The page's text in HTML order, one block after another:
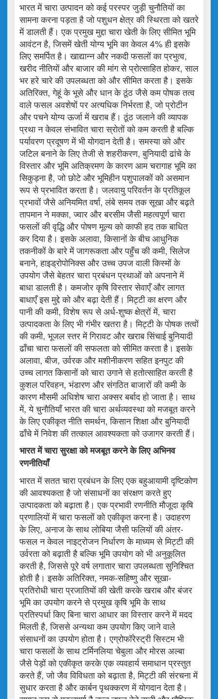
भारत में चारा उत्पादन को कई परस्पर जुड़ी चुनौतियों का
सामना करना पड़ता है जो पशुधन क्षेत्र की स्थिरता को खतरे
में डालती हैं। एक प्रमुख मुद्दा चारा खेती के लिए सीमित भूमि
आवंटन है, जिसमें खेती योग्य भूमि का केवल 4% ही इसके
लिए समर्पित है। खाद्यान्न और नकदी फसलों का प्रभुत्व,
खरीद नीतियों और बाजार की मांग से प्रोत्साहित होकर, साल
भर हरे चारे की उपलब्धता को और सीमित करता है। इसके
अतिरिक्त, गेहूं के भूसे और धान के ठूंठ जैसे कम पोषक तत्व
वाले फसल अवशेषों पर अत्यधिक निर्भरता है, जो प्रोटीन
और पचने योग्य ऊर्जा में खराब हैं। ठूंठ जलाने की व्यापक
प्रथा न केवल संभावित चारा स्रोतों को कम करती है बल्कि
पर्यावरण प्रदूषण में भी योगदान देती है। समस्या को और
जटिल बनाने के लिए तेजी से शहरीकरण, बुनियादी ढांचे के
विस्तार और भूमि अतिक्रमण के कारण आम चरागाह भूमि का
सिकुड़ना है, जो छोटे और भूमिहीन पशुपालकों को असमान
रूप से प्रभावित करता है। जलवायु परिवर्तन के प्रतिकूल
प्रभावों जैसे अनियमित वर्षा, लंबे समय तक सूखा और बढ़ते
तापमान ने मक्का, ज्वार और बरसीम जैसी महत्वपूर्ण चारा
फसलों की वृद्धि और पोषण मूल्य को काफी हद तक बाधित
कर दिया है। इसके अलावा, किसानों के बीच आधुनिक
तकनीकों के बारे में जागरूकता और पहुँच की कमी, सिलेज
बनाने, हाइड्रोपोनिक्स और उच्च उपज वाली किस्मों के
उपयोग जैसे बेहतर चारा प्रबंधन प्रथाओं को अपनाने में
बाधा डालती है। कमजोर कृषि विस्तार सेवाएँ और लागत
बाधाएँ इस मुद्दे को और बढ़ा देती हैं। मिट्टी का क्षरण और
पानी की कमी, विशेष रूप से अर्ध-शुष्क क्षेत्रों में, चारा
उत्पादकता के लिए भी गंभीर खतरा है। मिट्टी के पोषक तत्वों
की कमी, भूजल स्तर में गिरावट और खराब सिंचाई बुनियादी
ढाँचा चारा फसलों की सफलता को सीमित करता है। इसके
अलावा, बीज, उर्वरक और मशीनीकरण सहित इनपुट की
उच्च लागत किसानों को चारा उगाने से हतोत्साहित करती है
कुशल परिवहन, भंडारण और संगठित बाजारों की कमी के
कारण मौसमी अधिशेष चारा अक्सर बर्बाद हो जाता है। साथ
में, ये चुनौतियाँ भारत की चारा अर्थव्यवस्था को मजबूत करने
के लिए एकीकृत नीति समर्थन, किसान शिक्षा और बुनियादी
ढाँचे में निवेश की तत्काल आवश्यकता को उजागर करती हैं।
भारतमेंचारासुरक्षाकोमजबूतकरनेकेलिएअभिनव
रणनीतियाँ
भारत में सतत चारा प्रबंधन के लिए एक बहुआयामी दृष्टिकोण
की आवश्यकता है जो संसाधनों का संरक्षण करते हुए
उत्पादकता को बढ़ाता है। एक प्रभावी रणनीति मौजूदा कृषि
प्रणालियों में चारा फसलों को एकीकृत करना है। उदाहरण
के लिए, अनाज के साथ लोबिया जैसी फलियों की अंतर-
फसल न केवल नाइट्रोजन निर्धारण के माध्यम से मिट्टी की
उर्वरता को बढ़ाती है बल्कि भूमि उपयोग को भी अनुकूलित
करती है, जिससे पूरे वर्ष लगातार चारा उपलब्धता सुनिश्चित
होती है। इसके अतिरिक्त, नमक-सहिष्णु और सूखा-
प्रतिरोधी चारा प्रजातियों की खेती करके खराब और बंजर
भूमि का उपयोग करने से प्रमुख कृषि भूमि के साथ
प्रतिस्पर्धा किए बिना चारा आधार का विस्तार करने में मदद
मिलती है, जिससे अन्यथा कम उपयोग किए जाने वाले
संसाधनों का उपयोग होता है। एग्रोफॉरेस्ट्री सिस्टम भी
चारा फसलों के साथ टर्मिनलिया चेबुला और मोरस अल्बा
जैसे पेड़ों को एकीकृत करके एक व्यवहार्य समाधान प्रस्तुत
करते हैं, जो जैव विविधता को बढ़ाता है, मिट्टी की संरचना में
सुधार करता है और कार्बन पृथक्करण में योगदान देता है।